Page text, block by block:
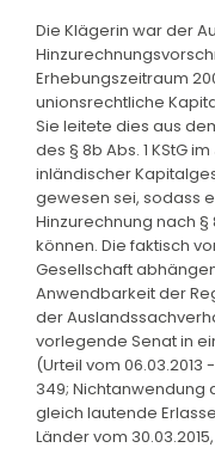
Die Klägerin war der
Erhebungszeitraum
unionsrechtliche
Sie leitete dies aus
des § 8b Abs. 1 KStG
inländischer
gewesen sei, sodass
Hinzurechnung nach §
können. Die faktisch
Gesellschaft
Anwendbarkeit der
der
vorlegende Senat in
(Urteil vom 06.03.2013 - I
349; Nichtanwendung
gleich lautende
Länder vom 30.03.2015,